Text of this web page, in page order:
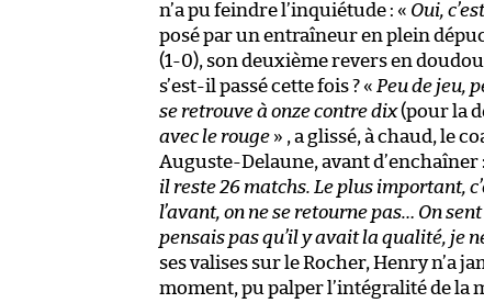
n’a pu feindre l’inquiétude : « Oui,
posé par un entraîneur en plein
(1-0), son deuxième revers en
s’est-il passé cette fois ? « Peu de jeu,
se retrouve à onze contre dix(pour la
avec le rouge » , a glissé, à chaud, le
Auguste-Delaune, avant d’enchaîner
il reste 26 matchs. Le plus important,
l’avant, on ne se retourne pas… On
pensais pas qu’il y avait la qualité, je
ses valises sur le Rocher, Henry n’a
moment, pu palper l’intégralité de la